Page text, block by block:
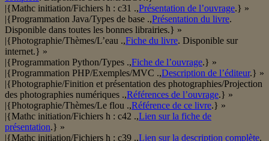
|{Mathc initiation/Fichiers h : c31 .,Présentation de l’ouvrage.} »
|{Programmation Java/Types de base .,Présentation du livre.
Disponible dans toutes les bonnes librairies.} »
|{Photographie/Thèmes/L’eau .,Fiche du livre. Disponible sur
internet.} »
|{Programmation Python/Types .,Fiche de l’ouvrage.} »
|{Programmation PHP/Exemples/MVC .,Description de l’éditeur.} »
|{Photographie/Finition et présentation des photographies/Projection
des photographies numériques .,Références de l’ouvrage.} »
|{Photographie/Thèmes/Le flou .,Référence de ce livre.} »
|{Mathc initiation/Fichiers h : c42 .,Lien sur la fiche de
présentation.} »
|{Mathc initiation/Fichiers h : c39 .,Lien sur la description complète.